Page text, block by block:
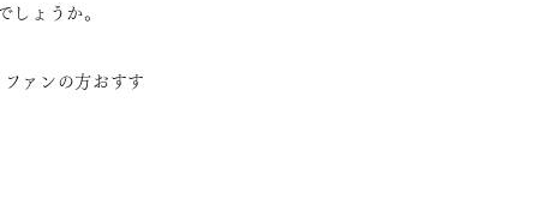
しょうか。
ァンの方おすす